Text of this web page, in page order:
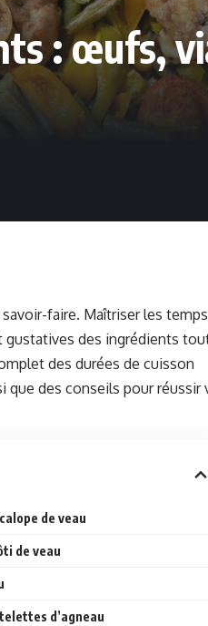
: œufs,
faire. Maîtriser les
des ingrédients
des durées de cuisson
des conseils pour réussir
de veau
de veau
d’agneau